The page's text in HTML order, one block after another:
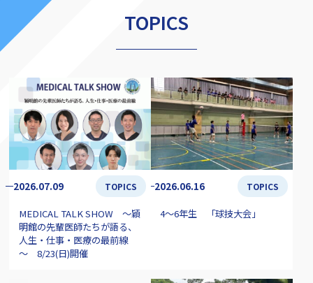
TOPICS
2026.07.09 TOPICS
MEDICAL TALK SHOW ～穎
明館の先輩医師たちが語る、
人生・仕事・医療の最前線
～ 8/23(日)開催
2026.06.16 TOPICS
4～6年生 「球技大会」